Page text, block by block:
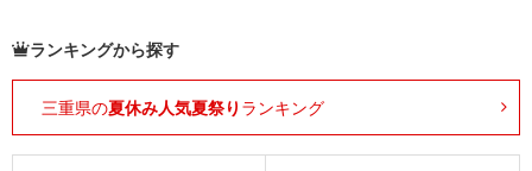
ランキングから探す
三重県の夏休み人気夏祭り ランキング